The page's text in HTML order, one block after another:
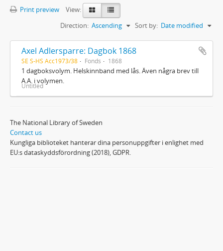
Print preview
View:
Sort by: Date modified
Direction: Ascending
Axel Adlersparre: Dagbok 1868
SE S-HS Acc1973/38 Fonds 1868
1 dagboksvolym. Helskinnband med lås. Även några brev till
A.A. i volymen.
Untitled
The National Library of Sweden
Contact us
Kungliga biblioteket hanterar dina personuppgifter i enlighet med
EU:s dataskyddsförordning (2018), GDPR.